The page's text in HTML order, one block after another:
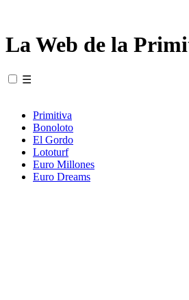
La Web de la
☰
Primitiva
Bonoloto
El Gordo
Lototurf
Euro Millones
Euro Dreams